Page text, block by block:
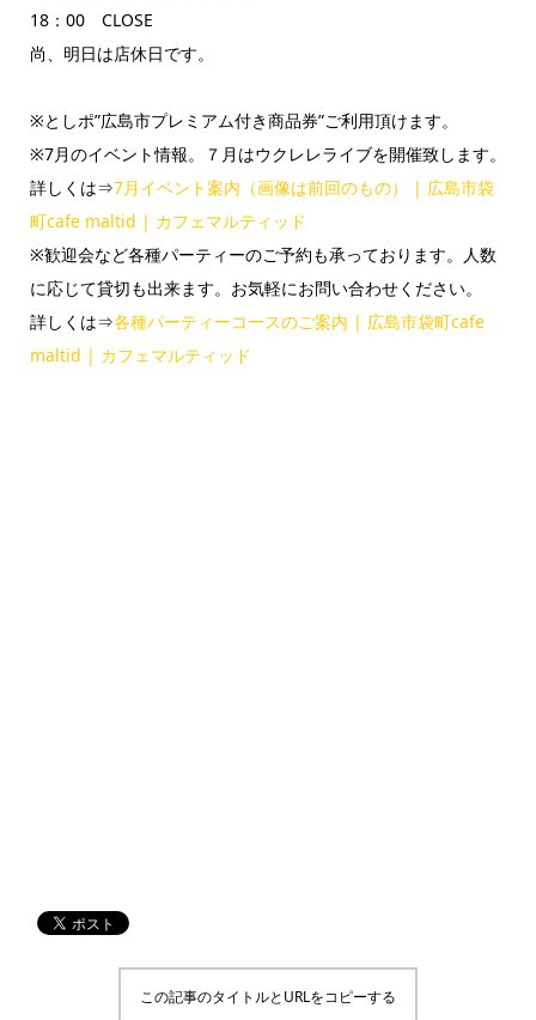
18：00 CLOSE
尚、明日は店休日です。
※としポ”広島市プレミアム付き商品券”ご利用頂けます。
※7月のイベント情報。７月はウクレレライブを開催致します。
詳しくは⇒7月イベント案内（画像は前回のもの） | 広島市袋
町cafe maltid | カフェマルティッド
※歓迎会など各種パーティーのご予約も承っております。人数
に応じて貸切も出来ます。お気軽にお問い合わせください。
詳しくは⇒各種パーティーコースのご案内 | 広島市袋町cafe
maltid | カフェマルティッド
この記事のタイトルとURLをコピーする